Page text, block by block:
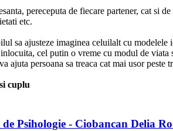
pereceputa de fiecare partener, cat
etc.
sa ajusteze imaginea celuilalt cu
cel putin o vreme cu modul de viata
persoana sa treaca cat mai usor peste
cuplu
Psihologie - Ciobancan Delia